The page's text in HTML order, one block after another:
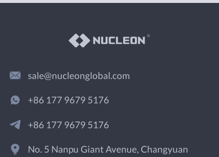
sale@nucleonglobal.com
+86 177 9679 5176
+86 177 9679 5176
No. 5 Nanpu Giant Avenue, Changyuan